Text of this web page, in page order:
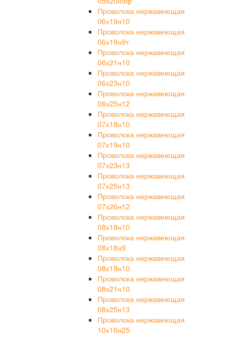
Проволока нержавеющая
06х19н10
Проволока нержавеющая
06х19н9т
Проволока нержавеющая
06х21н10
Проволока нержавеющая
06х23н10
Проволока нержавеющая
06х25н12
Проволока нержавеющая
07х18н10
Проволока нержавеющая
07х19н10
Проволока нержавеющая
07х23н13
Проволока нержавеющая
07х25н13
Проволока нержавеющая
07х26н12
Проволока нержавеющая
08х18н10
Проволока нержавеющая
08х18н9
Проволока нержавеющая
08х19н10
Проволока нержавеющая
08х21н10
Проволока нержавеющая
08х25н13
Проволока нержавеющая
10х16н25